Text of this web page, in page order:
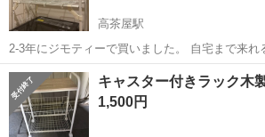
高茶屋駅
2-3年にジモティーで買いました。 自宅まで来れ
積み込みはお手伝いします。
三重 津市 高茶屋駅 収納家具
キャスター付きラック木
1,500円